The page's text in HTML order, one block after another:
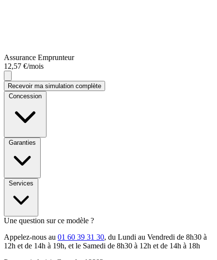
Assurance Emprunteur
12,57 €/mois
Recevoir ma simulation complète
Concession
Garanties
Services
Une question sur ce modèle ?
Appelez-nous au 01 60 39 31 30, du Lundi au Vendredi de 8h30 à
12h et de 14h à 19h, et le Samedi de 8h30 à 12h et de 14h à 18h